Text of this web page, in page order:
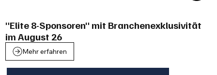
"Elite 8-Sponsoren" mit Branchenexklusivität
im August 26
Mehr erfahren